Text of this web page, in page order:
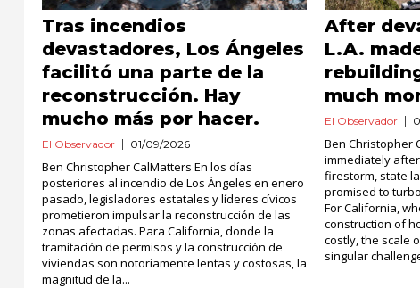
Tras incendios
devastadores, Los Ángeles
facilitó una parte de la
reconstrucción. Hay
mucho más por hacer.
El Observador 01/09/2026
Ben Christopher CalMatters En los días
posteriores al incendio de Los Ángeles en enero
pasado, legisladores estatales y líderes cívicos
prometieron impulsar la reconstrucción de las
zonas afectadas. Para California, donde la
tramitación de permisos y la construcción de
viviendas son notoriamente lentas y costosas, la
magnitud de la...
After
L.A.
much
El Observador
Ben Christopher
immediately after
firestorm, state
promised to
For California,
construction of
costly, the scale
singular